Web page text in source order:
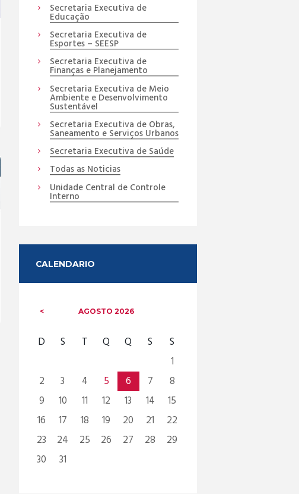
Secretaria Executiva de
Educação
Secretaria Executiva de
Esportes – SEESP
Secretaria Executiva de
Finanças e Planejamento
Secretaria Executiva de Meio
Ambiente e Desenvolvimento
Sustentável
Secretaria Executiva de Obras,
Saneamento e Serviços Urbanos
Secretaria Executiva de Saúde
Todas as Noticias
Unidade Central de Controle
Interno
CALENDARIO
AGOSTO2026
D S T Q Q S
S
1
2
3 4 5 6 7
8
9
10 11 12 13 14
15
16
17 18 19 20 21
22
23
24 25 26 27 28
29
30
31